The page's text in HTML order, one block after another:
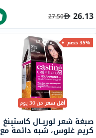
26.13
27.50
35% خصم
أقل سعرمن 30 يوم
صبغة شعر لوريـال كاستينغ
كريم غلوس، شبه دائمة مع